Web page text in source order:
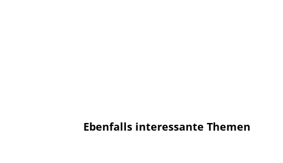
Ebenfalls interessante Themen